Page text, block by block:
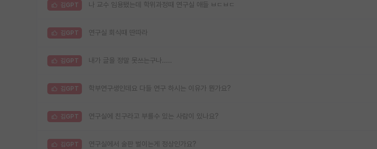
김GPT 나 교수 임용됐는데 학위과정때 연구실 애들 ㅂㄷㅂㄷ
김GPT 연구실 회식때 딴따라
김GPT 내가 글을 정말 못쓰는구나.....
김GPT 학부연구생인데요 다들 연구 하시는 이유가 뭔가요?
김GPT 연구실에 친구라고 부를수 있는 사람이 있나요?
김GPT 연구실에서 술판 벌이는게 정상인가요?